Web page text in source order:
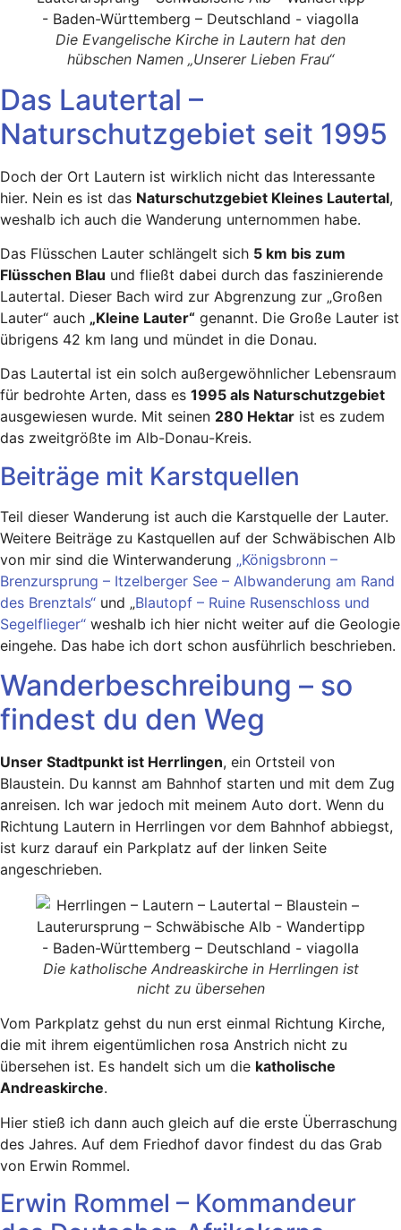
Die Evangelische Kirche in Lautern hat den
hübschen Namen „Unserer Lieben Frau“
Das Lautertal –
Naturschutzgebiet seit 1995
Doch der Ort Lautern ist wirklich nicht das Interessante
hier. Nein es ist das Naturschutzgebiet Kleines Lautertal,
weshalb ich auch die Wanderung unternommen habe.
Das Flüsschen Lauter schlängelt sich 5 km bis zum
Flüsschen Blau und fließt dabei durch das faszinierende
Lautertal. Dieser Bach wird zur Abgrenzung zur „Großen
Lauter“ auch „Kleine Lauter“ genannt. Die Große Lauter ist
übrigens 42 km lang und mündet in die Donau.
Das Lautertal ist ein solch außergewöhnlicher Lebensraum
für bedrohte Arten, dass es 1995 als Naturschutzgebiet
ausgewiesen wurde. Mit seinen 280 Hektar ist es zudem
das zweitgrößte im Alb-Donau-Kreis.
Beiträge mit Karstquellen
Teil dieser Wanderung ist auch die Karstquelle der Lauter.
Weitere Beiträge zu Kastquellen auf der Schwäbischen Alb
von mir sind die Winterwanderung „Königsbronn –
Brenzursprung – Itzelberger See – Albwanderung am Rand
des Brenztals“ und „Blautopf – Ruine Rusenschloss und
Segelflieger“ weshalb ich hier nicht weiter auf die Geologie
eingehe. Das habe ich dort schon ausführlich beschrieben.
Wanderbeschreibung – so
findest du den Weg
Unser Stadtpunkt ist Herrlingen, ein Ortsteil von
Blaustein. Du kannst am Bahnhof starten und mit dem Zug
anreisen. Ich war jedoch mit meinem Auto dort. Wenn du
Richtung Lautern in Herrlingen vor dem Bahnhof abbiegst,
ist kurz darauf ein Parkplatz auf der linken Seite
angeschrieben.
Die katholische Andreaskirche in Herrlingen ist
nicht zu übersehen
Vom Parkplatz gehst du nun erst einmal Richtung Kirche,
die mit ihrem eigentümlichen rosa Anstrich nicht zu
übersehen ist. Es handelt sich um die katholische
Andreaskirche.
Hier stieß ich dann auch gleich auf die erste Überraschung
des Jahres. Auf dem Friedhof davor findest du das Grab
von Erwin Rommel.
Erwin Rommel – Kommandeur